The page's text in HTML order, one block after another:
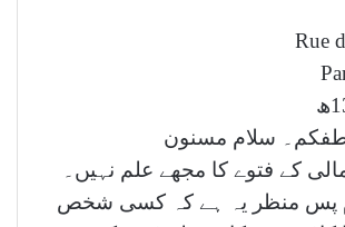
سلام مسنون
کے فتوے کا مجھے علم نہیں۔
پس منظر یہ ہے کہ کسی شخص